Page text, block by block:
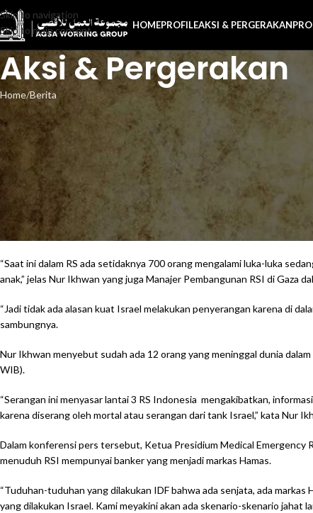
Skip to navigation
Skip to main content
HOMEPROFILEAKSI & PERGERAKAN
Aksi & Pergerakan
Home Berita
Ketua Presidium Aqsa Working Group (AWG), Nur Ikhwan Abadi
RSI adalah lembaga pelayanan kesehatan yang kini menampung lebih
“Saat ini dalam RS ada setidaknya 700 orang mengalami luka-luka
anak,” jelas Nur Ikhwan yang juga Manajer Pembangunan RSI di Gaza
“Jadi tidak ada alasan kuat Israel melakukan penyerangan karena di
sambungnya.
Nur Ikhwan menyebut sudah ada 12 orang yang meninggal dunia
WIB).
“Serangan ini menyasar lantai 3 RS Indonesia mengakibatkan,
karena diserang oleh mortal atau serangan dari tank Israel,” kata Nur
Dalam konferensi pers tersebut, Ketua Presidium Medical Emergency
menuduh RSI mempunyai banker yang menjadi markas Hamas.
“Tuduhan-tuduhan yang dilakukan IDF bahwa ada senjata, ada
yang dilakukan Israel. Kami meyakini akan ada skenario-skenario jahat